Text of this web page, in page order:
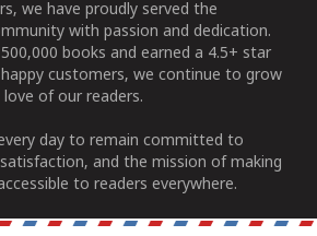
we have proudly served the
with passion and dedication.
books and earned a 4.5+ star
customers, we continue to grow
of our readers.
day to remain committed to
and the mission of making
to readers everywhere.